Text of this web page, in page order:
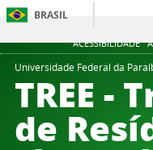
ACESSIBILIDADE
BRASIL
Universidade Federal da
TREE -
de